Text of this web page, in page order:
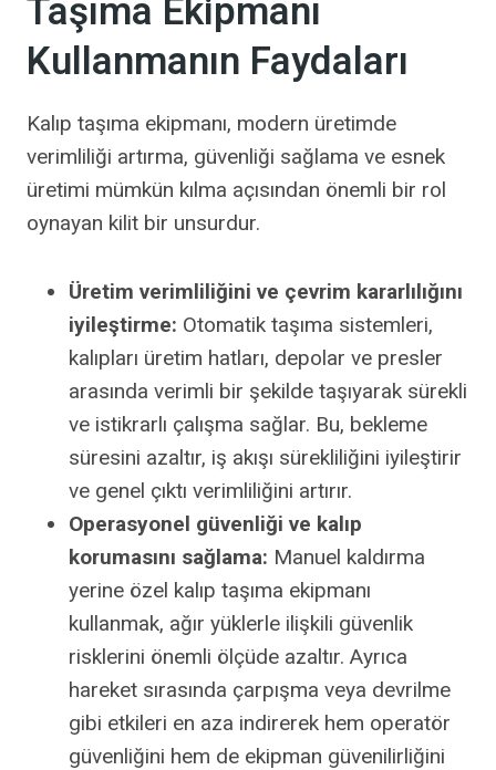
Taşıma Ekipmanı
Kullanmanın Faydaları
Kalıp taşıma ekipmanı, modern üretimde
verimliliği artırma, güvenliği sağlama ve esnek
üretimi mümkün kılma açısından önemli bir rol
oynayan kilit bir unsurdur.
Üretim verimliliğini ve çevrim kararlılığını
iyileştirme: Otomatik taşıma sistemleri,
kalıpları üretim hatları, depolar ve presler
arasında verimli bir şekilde taşıyarak sürekli
ve istikrarlı çalışma sağlar. Bu, bekleme
süresini azaltır, iş akışı sürekliliğini iyileştirir
ve genel çıktı verimliliğini artırır.
Operasyonel güvenliği ve kalıp
korumasını sağlama: Manuel kaldırma
yerine özel kalıp taşıma ekipmanı
kullanmak, ağır yüklerle ilişkili güvenlik
risklerini önemli ölçüde azaltır. Ayrıca
hareket sırasında çarpışma veya devrilme
gibi etkileri en aza indirerek hem operatör
güvenliğini hem de ekipman güvenilirliğini